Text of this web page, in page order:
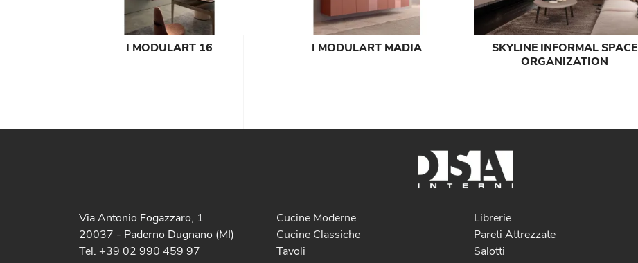
I MODULART 16 I MODULART MADIA
SKYLINE INFORMAL SPACE
ORGANIZATION
Via Antonio Fogazzaro, 1
20037 - Paderno Dugnano (MI)
Tel. +39 02 990 459 97
Cucine Moderne
Cucine Classiche
Tavoli
Librerie
Pareti Attrezzate
Salotti